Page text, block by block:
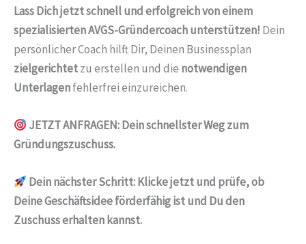
Lass Dich jetzt schnell und erfolgreich von einem
spezialisierten AVGS-Gründercoach unterstützen! Dein
persönlicher Coach hilft Dir, Deinen Businessplan
zielgerichtetzu erstellen und die notwendigen
Unterlagenfehlerfrei einzureichen.
JETZT ANFRAGEN: Dein schnellster Weg zum
Gründungszuschuss.
Dein nächster Schritt:Klicke jetzt und prüfe, ob
Deine Geschäftsidee förderfähig ist und Du den
Zuschuss erhalten kannst.